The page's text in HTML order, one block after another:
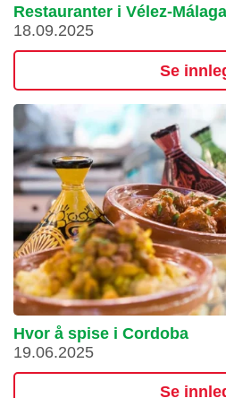
Restauranter i Vélez-Málaga
18.09.2025
Se
Hvor å spise i Cordoba
19.06.2025
Se